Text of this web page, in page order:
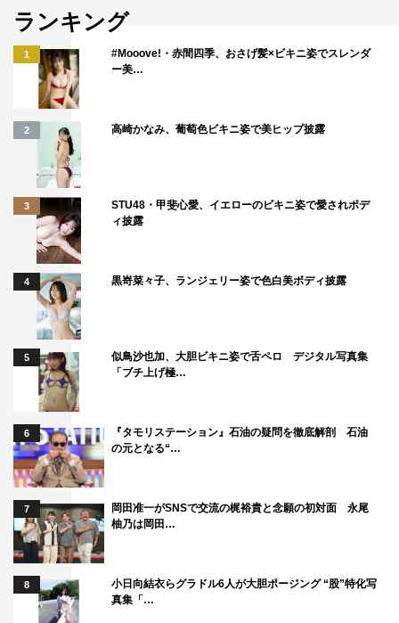
ランキング
1
#Mooove!・赤間四季、おさげ髪×ビキニ姿でスレンダ
ー美…
2 高崎かなみ、葡萄色ビキニ姿で美ヒップ披露
3
STU48・甲斐心愛、イエローのビキニ姿で愛されボデ
ィ披露
4 黒嵜菜々子、ランジェリー姿で色白美ボディ披露
5
似鳥沙也加、大胆ビキニ姿で舌ペロ デジタル写真集
「ブチ上げ極…
6
『タモリステーション』石油の疑問を徹底解剖 石油
の元となる“…
7
岡田准一がSNSで交流の梶裕貴と念願の初対面 永尾
柚乃は岡田…
8
小日向結衣らグラドル6人が大胆ポージング “股”特化写
真集「…